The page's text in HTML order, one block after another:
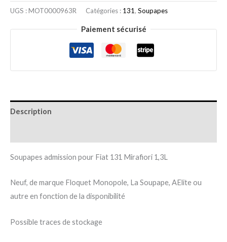
UGS :MOT0000963R Catégories : 131, Soupapes
Paiement sécurisé
Description
Soupapes admission pour Fiat 131 Mirafiori 1,3L
Neuf, de marque Floquet Monopole, La Soupape, AElite ou
autre en fonction de la disponibilité
Possible traces de stockage